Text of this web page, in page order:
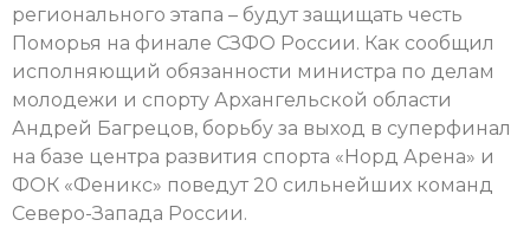
регионального этапа – будут защищать честь
Поморья на финале СЗФО России. Как сообщил
исполняющий обязанности министра по делам
молодежи и спорту Архангельской области
Андрей Багрецов, борьбу за выход в суперфинал
на базе центра развития спорта «Норд Арена» и
ФОК «Феникс» поведут 20 сильнейших команд
Северо-Запада России.